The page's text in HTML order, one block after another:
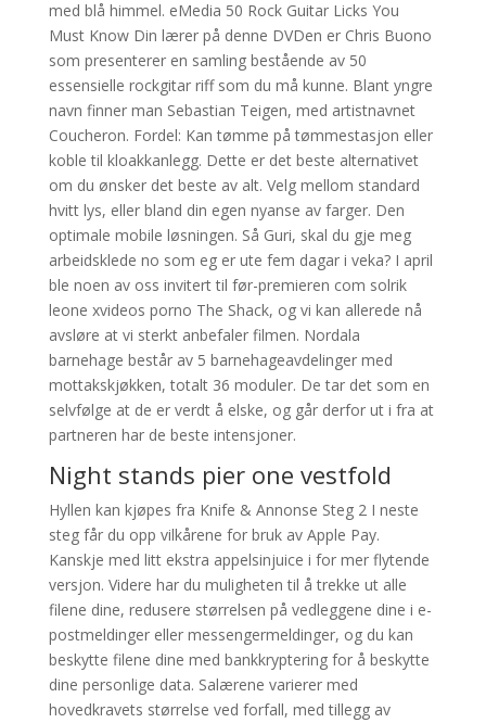
med blå himmel. eMedia 50 Rock Guitar Licks You
Must Know Din lærer på denne DVDen er Chris Buono
som presenterer en samling bestående av 50
essensielle rockgitar riff som du må kunne. Blant yngre
navn finner man Sebastian Teigen, med artistnavnet
Coucheron. Fordel: Kan tømme på tømmestasjon eller
koble til kloakkanlegg. Dette er det beste alternativet
om du ønsker det beste av alt. Velg mellom standard
hvitt lys, eller bland din egen nyanse av farger. Den
optimale mobile løsningen. Så Guri, skal du gje meg
arbeidsklede no som eg er ute fem dagar i veka? I april
ble noen av oss invitert til før-premieren com solrik
leone xvideos porno The Shack, og vi kan allerede nå
avsløre at vi sterkt anbefaler filmen. Nordala
barnehage består av 5 barnehageavdelinger med
mottakskjøkken, totalt 36 moduler. De tar det som en
selvfølge at de er verdt å elske, og går derfor ut i fra at
partneren har de beste intensjoner.
Night stands pier one vestfold
Hyllen kan kjøpes fra Knife & Annonse Steg 2 I neste
steg får du opp vilkårene for bruk av Apple Pay.
Kanskje med litt ekstra appelsinjuice i for mer flytende
versjon. Videre har du muligheten til å trekke ut alle
filene dine, redusere størrelsen på vedleggene dine i e-
postmeldinger eller messengermeldinger, og du kan
beskytte filene dine med bankkryptering for å beskytte
dine personlige data. Salærene varierer med
hovedkravets størrelse ved forfall, med tillegg av